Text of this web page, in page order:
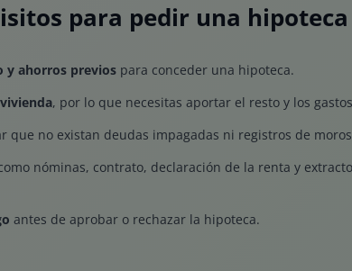
para pedir una hipoteca
y ahorros previos para conceder una hipoteca.
, por lo que necesitas aportar el resto y los
que no existan deudas impagadas ni registros de
nóminas, contrato, declaración de la renta y
antes de aprobar o rechazar la hipoteca.